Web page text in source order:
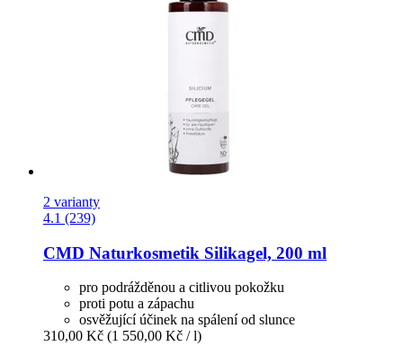
2 varianty
4.1 (239)
CMD Naturkosmetik Silikagel, 200 ml
pro podrážděnou a citlivou pokožku
proti potu a zápachu
osvěžující účinek na spálení od slunce
310,00 Kč (1 550,00 Kč / l)